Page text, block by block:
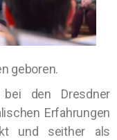
geboren.
den Dresdner
Erfahrungen
und seither als